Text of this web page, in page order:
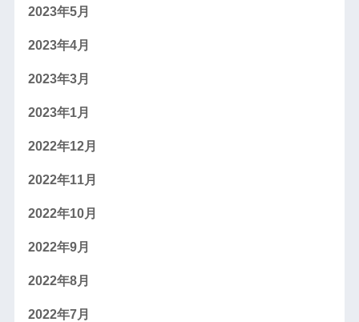
2023年5月
2023年4月
2023年3月
2023年1月
2022年12月
2022年11月
2022年10月
2022年9月
2022年8月
2022年7月